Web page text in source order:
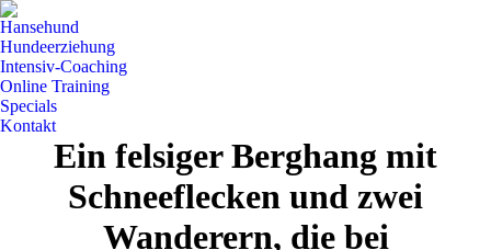
Hansehund
Hundeerziehung
Intensiv-Coaching
Online Training
Specials
Kontakt
Ein felsiger Berghang mit
Schneeflecken und zwei
Wanderern, die bei